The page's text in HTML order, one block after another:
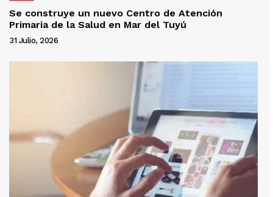
Se construye un nuevo Centro de Atención
Primaria de la Salud en Mar del Tuyú
31 Julio, 2026